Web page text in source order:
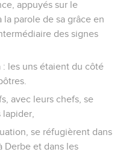
appuyés sur le
parole de sa grâce en
des signes
les uns étaient du côté
avec leurs chefs, se
se réfugièrent dans
Derbe et dans les